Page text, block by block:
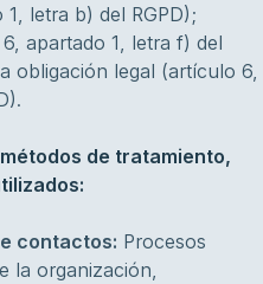
letra b) del RGPD);
apartado 1, letra f) del
obligación legal (artículo 6,
de tratamiento,
contactos: Procesos
la organización,